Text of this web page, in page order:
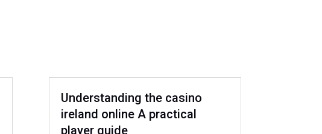
Understanding the casino
ireland online A practical
player guide